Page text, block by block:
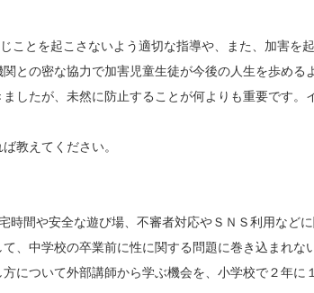
とを起こさないよう適切な指導や、また、加害を
との密な協力で加害児童生徒が今後の人生を歩める
したが、未然に防止することが何よりも重要です
教えてください。
間や安全な遊び場、不審者対応やＳＮＳ利用など
、中学校の卒業前に性に関する問題に巻き込まれ
について外部講師から学ぶ機会を、小学校で２年